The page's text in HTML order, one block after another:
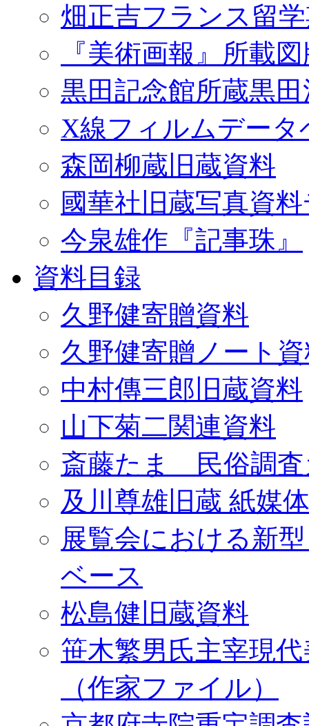
畑正吉フランス留
『美術画報』所載
黒田記念館所蔵黒
X線フィルムデータ
森岡柳蔵旧蔵資料
國華社旧蔵写真資
今泉雄作『記事珠』
資料目録
久野健寄贈資料
久野健寄贈ノート
中村傳三郎旧蔵資料
山下菊二関連資料
斎藤たま 民俗調査
及川尊雄旧蔵 紙媒
展覧会における新
ベース
松島健旧蔵資料
笹木繁男氏主宰現
（作家ファイル）